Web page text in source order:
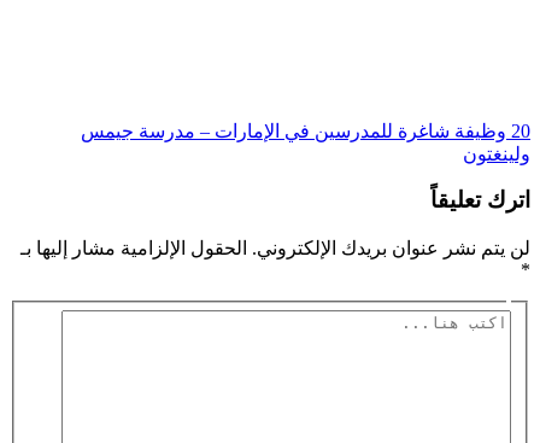
20 وظيفة شاغرة للمدرسين في الإمارات – مدرسة جيمس
ولينغتون
اترك تعليقاً
لن يتم نشر عنوان بريدك الإلكتروني. الحقول الإلزامية مشار إليها بـ
*
اكتب